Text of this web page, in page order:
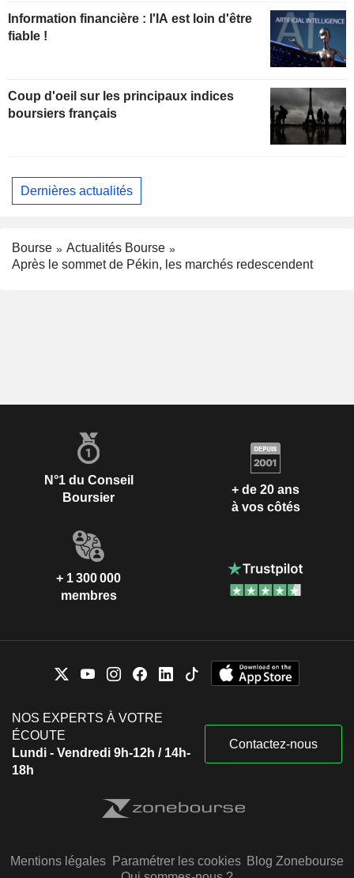
Information financière : l'IA est loin d'être
fiable !
Coup d'oeil sur les principaux indices
boursiers français
Dernières actualités
Bourse
Actualités Bourse
Après le sommet de Pékin, les marchés redescendent
N°1 du Conseil
Boursier
+ de 20 ans
à vos côtés
+ 1 300 000
membres
NOS EXPERTS À VOTRE
ÉCOUTE
Lundi - Vendredi 9h-12h / 14h-
18h
Contactez-nous
Mentions légales Paramétrer les cookies Blog Zonebourse